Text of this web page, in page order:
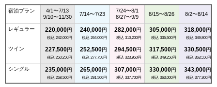
宿泊プラン
4/1〜7/13
9/10〜11/30
7/14〜7/23
7/24〜8/1
8/27〜9/9
8/15〜8/26 8/2〜8/14
レギュラー 220,000円
税込 242,000円
240,000円
税込 264,000円
282,000円
税込 310,200円
305,000円
税込 335,500円
318,000円
税込 349,800円
ツイン 227,500円
税込 250,250円
252,500円
税込 277,750円
294,500円
税込 323,950円
317,500円
税込 349,250円
330,500円
税込 363,550円
シングル 235,000円
税込 258,500円
265,000円
税込 291,500円
307,000円
税込 337,700円
330,000円
税込 363,000円
343,000円
税込 377,300円